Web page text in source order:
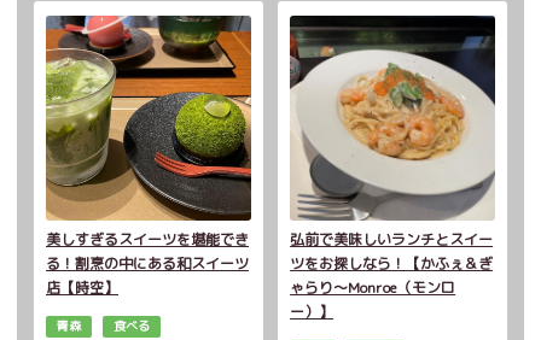
美しすぎるスイーツを堪能でき
る！割烹の中にある和スイーツ
店【時空】
青森 食べる
弘前で美味しいランチとスイー
ツをお探しなら！【かふぇ＆ぎ
ゃらり～Monroe（モンロ
ー）】